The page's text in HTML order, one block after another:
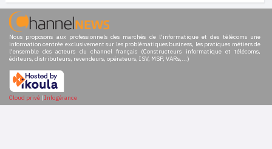
Nous proposons aux professionnels des marchés de l'informatique et des télécoms une
information centrée exclusivement sur les problématiques business, les pratiques métiers de
l'ensemble des acteurs du channel français (Constructeurs informatique et télécoms,
éditeurs, distributeurs, revendeurs, opérateurs, ISV, MSP, VARs,...)
Cloud privé | Infogérance